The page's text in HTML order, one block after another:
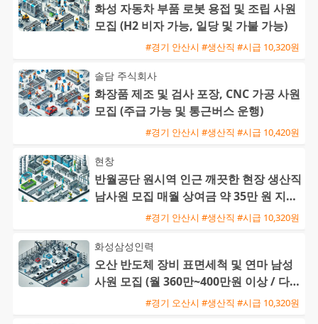
화성 자동차 부품 로봇 용접 및 조립 사원
모집 (H2 비자 가능, 일당 및 가불 가능)
#경기 안산시 #생산직 #시급 10,320원
솔담 주식회사
화장품 제조 및 검사 포장, CNC 가공 사원
모집 (주급 가능 및 통근버스 운행)
#경기 안산시 #생산직 #시급 10,420원
현창
반월공단 원시역 인근 깨끗한 현장 생산직
남사원 모집 매월 상여금 약 35만 원 지급
및 삼시세끼 제공#경기 안산시 #생산직 #시급 10,320원
화성삼성인력
오산 반도체 장비 표면세척 및 연마 남성
사원 모집 (월 360만~400만원 이상 / 다양
한 수당 혜택)#경기 오산시 #생산직 #시급 10,320원